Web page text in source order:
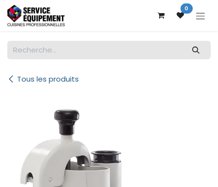
Se rendre au contenu 0
Tous les produits